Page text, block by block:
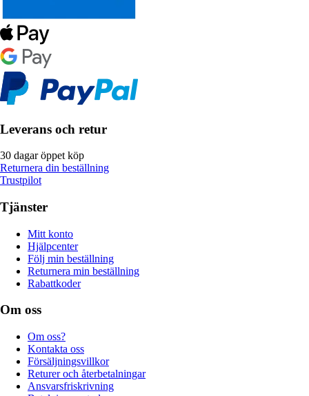
Leverans och retur
30 dagar öppet köp
Returnera din beställning
Trustpilot
Tjänster
Mitt konto
Hjälpcenter
Följ min beställning
Returnera min beställning
Rabattkoder
Om oss
Om oss?
Kontakta oss
Försäljningsvillkor
Returer och återbetalningar
Ansvarsfriskrivning